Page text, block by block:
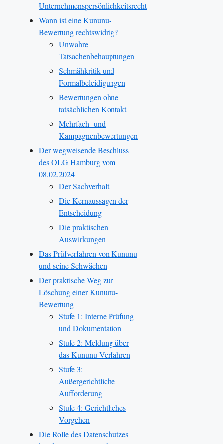
Unternehmenspersönlichkeitsrecht
Wann ist eine Kununu-
Bewertung rechtswidrig?
Unwahre
Tatsachenbehauptungen
Schmähkritik und
Formalbeleidigungen
Bewertungen ohne
tatsächlichen Kontakt
Mehrfach- und
Kampagnenbewertungen
Der wegweisende Beschluss
des OLG Hamburg vom
08.02.2024
Der Sachverhalt
Die Kernaussagen der
Entscheidung
Die praktischen
Auswirkungen
Das Prüfverfahren von Kununu
und seine Schwächen
Der praktische Weg zur
Löschung einer Kununu-
Bewertung
Stufe 1: Interne Prüfung
und Dokumentation
Stufe 2: Meldung über
das Kununu-Verfahren
Stufe 3:
Außergerichtliche
Aufforderung
Stufe 4: Gerichtliches
Vorgehen
Die Rolle des Datenschutzes